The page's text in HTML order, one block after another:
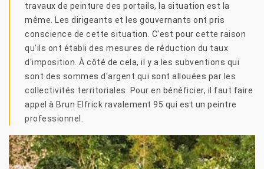
travaux de peinture des portails, la situation est la
même. Les dirigeants et les gouvernants ont pris
conscience de cette situation. C'est pour cette raison
qu'ils ont établi des mesures de réduction du taux
d'imposition. À côté de cela, il y a les subventions qui
sont des sommes d'argent qui sont allouées par les
collectivités territoriales. Pour en bénéficier, il faut faire
appel à Brun Elfrick ravalement 95 qui est un peintre
professionnel.